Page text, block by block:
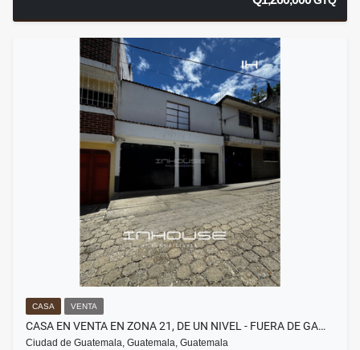
CASA VENTA
CASA EN VENTA EN ZONA 21, DE UN NIVEL - FUERA DE GA…
Ciudad de Guatemala, Guatemala, Guatemala